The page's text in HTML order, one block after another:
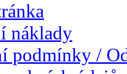
náklady
podmínky /